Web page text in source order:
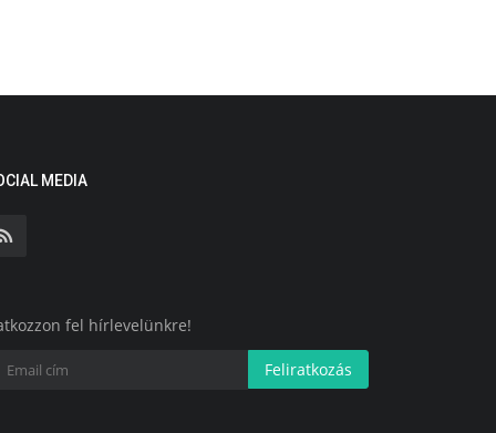
MEDIA
fel hírlevelünkre!
Feliratkozás